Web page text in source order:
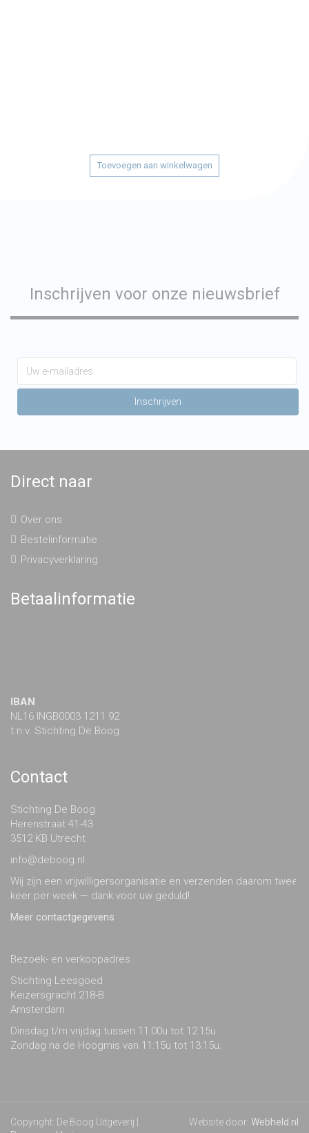
Toevoegen aan winkelwagen
Inschrijven voor onze nieuwsbrief
Direct naar
Over ons
Bestelinformatie
Privacyverklaring
Betaalinformatie
IBAN
NL16 INGB0003 1211 92
t.n.v. Stichting De Boog
Contact
Stichting De Boog
Herenstraat 41-43
3512 KB Utrecht
info@deboog.nl
Wij zijn een vrijwilligersorganisatie en verzenden daarom twee
keer per week — dank voor uw geduld!
Meer contactgegevens
Bezoek- en verkoopadres
Stichting Leesgoed
Keizersgracht 218-B
Amsterdam
Dinsdag t/m vrijdag tussen 11:00u tot 12:15u.
Zondag na de Hoogmis van 11:15u tot 13:15u.
Copyright: De Boog Uitgeverij |
Website door: Webheld.nl